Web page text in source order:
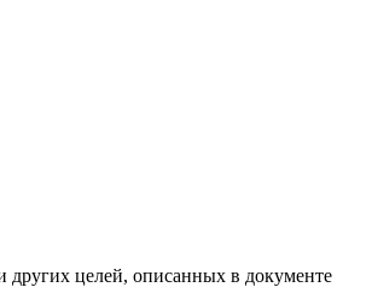
других целей, описанных в документе